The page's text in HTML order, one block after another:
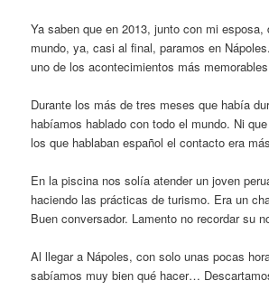
Ya saben que en 2013, junto con mi esposa,
mundo, ya, casi al final, paramos en
uno de los acontecimientos más
Durante los más de tres meses que había
habíamos hablado con todo el mundo. Ni
los que hablaban español el contacto era
En la piscina nos solía atender un joven
haciendo las prácticas de turismo. Era un
Buen conversador. Lamento no recordar su
Al llegar a Nápoles, con solo unas pocas
sabíamos muy bien qué hacer…